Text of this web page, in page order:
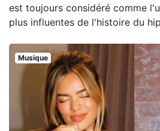
est toujours considéré comme
plus influentes de l'histoire du
Musique